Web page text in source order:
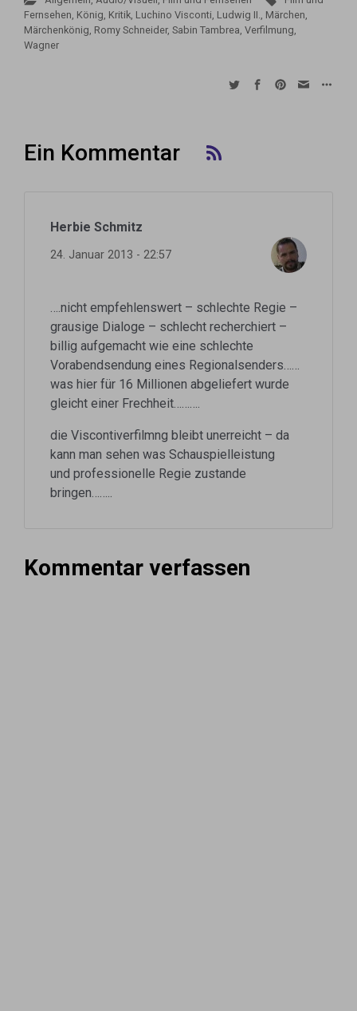
Fernsehen, König, Kritik, Luchino Visconti, Ludwig II., Märchen,
Märchenkönig, Romy Schneider, Sabin Tambrea, Verfilmung,
Wagner
Ein Kommentar
Herbie Schmitz
24. Januar 2013 - 22:57
….nicht empfehlenswert – schlechte Regie –
grausige Dialoge – schlecht recherchiert –
billig aufgemacht wie eine schlechte
Vorabendsendung eines Regionalsenders……
was hier für 16 Millionen abgeliefert wurde
gleicht einer Frechheit……….
die Viscontiverfilmng bleibt unerreicht – da
kann man sehen was Schauspielleistung
und professionelle Regie zustande
bringen……..
Kommentar verfassen